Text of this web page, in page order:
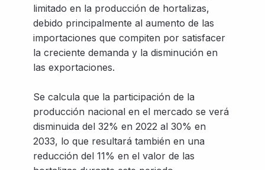
limitado en la producción de hortalizas,
debido principalmente al aumento de las
importaciones que compiten por satisfacer
la creciente demanda y la disminución en
las exportaciones.
Se calcula que la participación de la
producción nacional en el mercado se verá
disminuida del 32% en 2022 al 30% en
2033, lo que resultará también en una
reducción del 11% en el valor de las